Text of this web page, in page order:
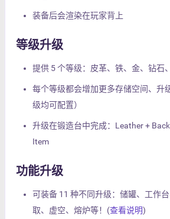
装备后会渲染在玩家背上
等级升级
提供 5 个等级：皮革、铁、金、钻石
每个等级都会增加更多存储空间、升
级均可配置）
升级在锻造台中完成：Leather +
Item
功能升级
可装备 11 种不同升级：储罐、工作
取、虚空、熔炉等！(查看说明)